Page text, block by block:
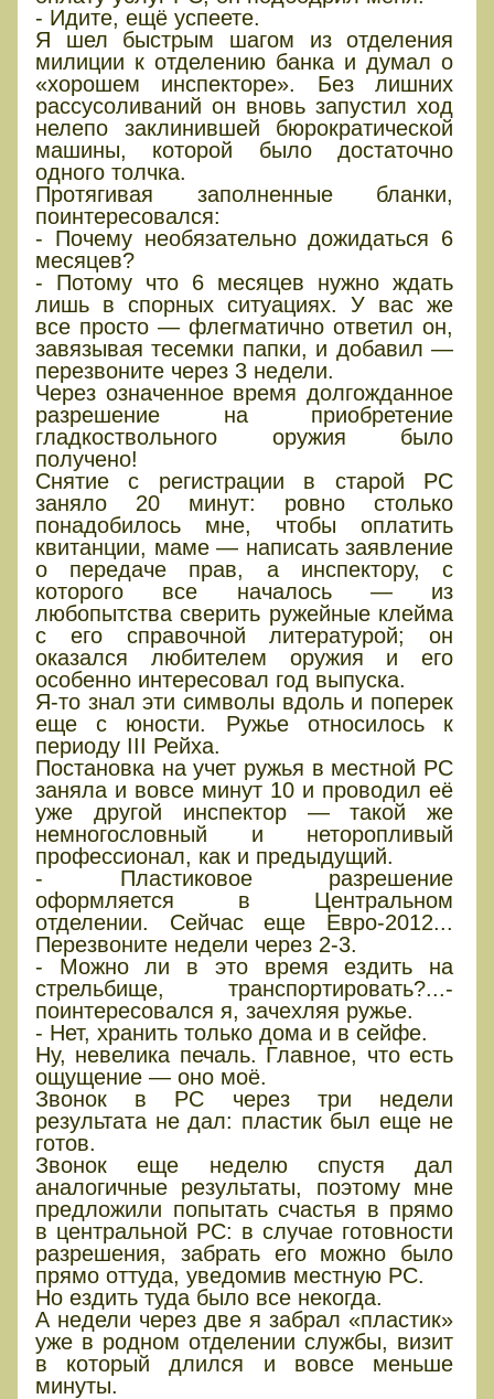
- Идите, ещё успеете.
Я шел быстрым шагом из отделения
милиции к отделению банка и думал о
«хорошем инспекторе». Без лишних
рассусоливаний он вновь запустил ход
нелепо заклинившей бюрократической
машины, которой было достаточно
одного толчка.
Протягивая заполненные бланки,
поинтересовался:
- Почему необязательно дожидаться 6
месяцев?
- Потому что 6 месяцев нужно ждать
лишь в спорных ситуациях. У вас же
все просто — флегматично ответил он,
завязывая тесемки папки, и добавил —
перезвоните через 3 недели.
Через означенное время долгожданное
разрешение на приобретение
гладкоствольного оружия было
получено!
Снятие с регистрации в старой РС
заняло 20 минут: ровно столько
понадобилось мне, чтобы оплатить
квитанции, маме — написать заявление
о передаче прав, а инспектору, с
которого все началось — из
любопытства сверить ружейные клейма
с его справочной литературой; он
оказался любителем оружия и его
особенно интересовал год выпуска.
Я-то знал эти символы вдоль и поперек
еще с юности. Ружье относилось к
периоду III Рейха.
Постановка на учет ружья в местной РС
заняла и вовсе минут 10 и проводил её
уже другой инспектор — такой же
немногословный и неторопливый
профессионал, как и предыдущий.
- Пластиковое разрешение
оформляется в Центральном
отделении. Сейчас еще Евро-2012...
Перезвоните недели через 2-3.
- Можно ли в это время ездить на
стрельбище, транспортировать?...-
поинтересовался я, зачехляя ружье.
- Нет, хранить только дома и в сейфе.
Ну, невелика печаль. Главное, что есть
ощущение — оно моё.
Звонок в РС через три недели
результата не дал: пластик был еще не
готов.
Звонок еще неделю спустя дал
аналогичные результаты, поэтому мне
предложили попытать счастья в прямо
в центральной РС: в случае готовности
разрешения, забрать его можно было
прямо оттуда, уведомив местную РС.
Но ездить туда было все некогда.
А недели через две я забрал «пластик»
уже в родном отделении службы, визит
в который длился и вовсе меньше
минуты.